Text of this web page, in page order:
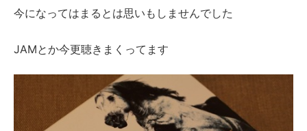
今になってはまるとは思いもしませんでした
JAMとか今更聴きまくってます